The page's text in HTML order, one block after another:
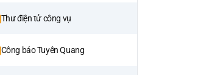
Thư điện tử công vụ
Công báo Tuyên Quang